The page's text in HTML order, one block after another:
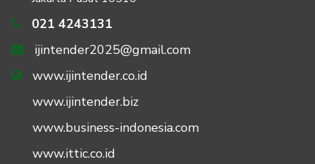
021 4243131
ijintender2025@gmail.com
www.ijintender.co.id
www.ijintender.biz
www.business-indonesia.com
www.ittic.co.id